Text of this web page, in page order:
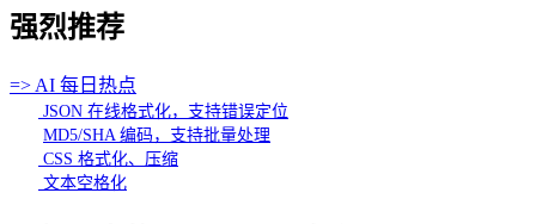
强烈推荐
=> AI 每日热点
JSON 在线格式化，支持错误定位
MD5/SHA 编码，支持批量处理
CSS 格式化、压缩
文本空格化